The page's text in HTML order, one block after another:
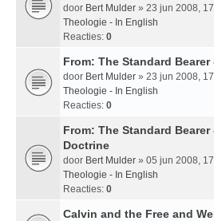
door Bert Mulder » 23 jun 2008,
Theologie - In English
Reacties: 0
From: The Standard Bearer
door Bert Mulder » 23 jun 2008,
Theologie - In English
Reacties: 0
From: The Standard
Doctrine
door Bert Mulder » 05 jun 2008,
Theologie - In English
Reacties: 0
Calvin and the Free and